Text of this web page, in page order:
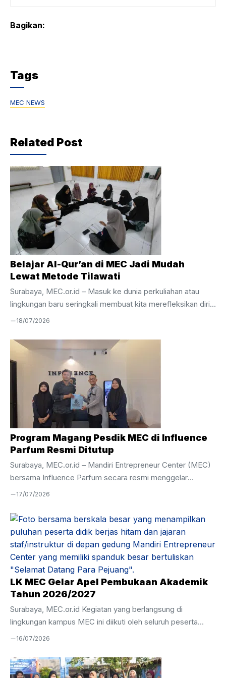
Bagikan:
Tags
MEC NEWS
Related Post
Belajar Al-Qur’an di MEC Jadi Mudah
Lewat Metode Tilawati
Surabaya, MEC.or.id – Masuk ke dunia perkuliahan atau
lingkungan baru seringkali membuat kita merefleksikan diri,
termasuk dalam urusan ibadah. Banyak dari kita yang
kemampuan membaca Al-Qur’an masih terbata-bata. Rasa
malu akhirnya menjadi penghambat utama untuk mulai
belajar lagi. Pengalaman berbeda justru dirasakan oleh para
peserta di Mandiri Entrepreneur Center (MEC). Di sini,
keterbatasan masa lalu bukan alasan untuk menghentikan
perkembangan. Melalui program keagamaan yang intensif,
belajar Al-Qur’an di MEC menjadi momen titik ...
18/07/2026
Program Magang Pesdik MEC di Influence
Parfum Resmi Ditutup
Surabaya, MEC.or.id – Mandiri Entrepreneur Center (MEC)
bersama Influence Parfum secara resmi menggelar
Penutupan Magang Influence Parfum pada Selasa, 7 Juli
magang yang telah berlangsung selama tiga bulan, yakni
mulai 7 April hingga 7 Juli 2026. Acara penutupan dihadiri
oleh perwakilan Influence Parfum, Bapak Zulfi, serta Wakil
Kepala Kesiswaan Mandiri Entrepreneur Center, Ustadz
Hamim. Momen ini sekaligus menjadi ajang evaluasi atas
pelaksanaan magang serta pemenuhan hasil perkembangan
peserta didik selama menjalani pembelajaran langsung ...
17/07/2026
LK MEC Gelar Apel Pembukaan Akademik
Tahun 2026/2027
Surabaya, MEC.or.id Kegiatan yang berlangsung di
lingkungan kampus MEC ini diikuti oleh seluruh peserta
didik, tenaga pendidik, serta jajaran manajemen dengan
menjadi momentum penting untuk menanamkan nilai
kedisiplinan, tanggung jawab, serta kesiapan seluruh civitas
16/07/2026